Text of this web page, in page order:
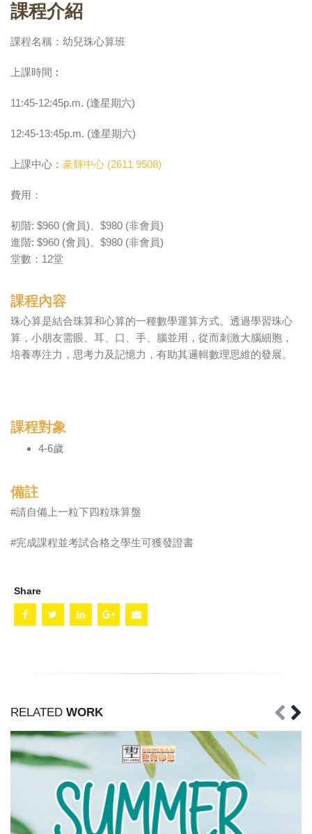
課程介紹
課程名稱：幼兒珠心算班
上課時間︰
11:45-12:45p.m. (逢星期六)
12:45-13:45p.m. (逢星期六)
上課中心： 豪輝中心 (2611 9508)
費用：
初階: $960 (會員)、$980 (非會員)
進階: $960 (會員)、$980 (非會員)
堂數：12堂
課程內容
珠心算是結合珠算和心算的一種數學運算方式。透過學習珠心
算，小朋友需眼、耳、口、手、腦並用，從而刺激大腦細胞，
培養專注力，思考力及記憶力，有助其邏輯數理思維的發展。
課程對象
4-6歲
備註
#請自備上一粒下四粒珠算盤
#完成課程並考試合格之學生可獲發證書
Share
RELATED WORK